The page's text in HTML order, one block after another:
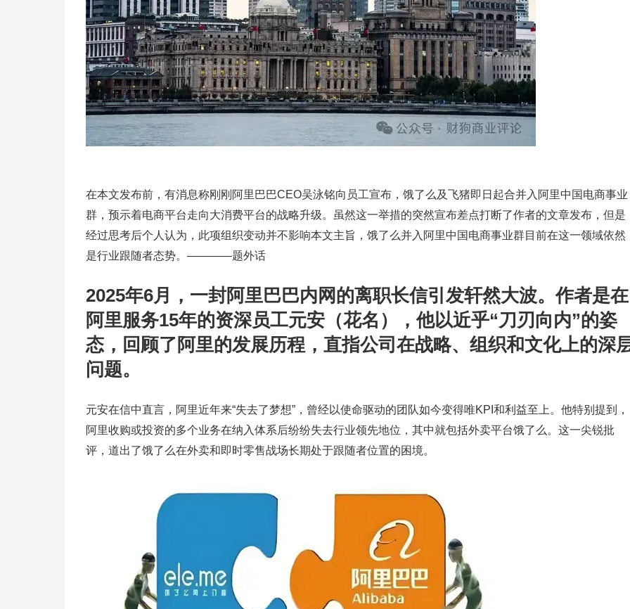
在本文发布前，有消息称刚刚阿里巴巴CEO吴泳铭向员工宣布，饿了么及飞猪即日起合并入阿里中国电商事业
群，预示着电商平台走向大消费平台的战略升级。虽然这一举措的突然宣布差点打断了作者的文章发布，但是
经过思考后个人认为，此项组织变动并不影响本文主旨，饿了么并入阿里中国电商事业群目前在这一领域依然
是行业跟随者态势。————题外话
2025年6月，一封阿里巴巴内网的离职长信引发轩然大波。作者是在
阿里服务15年的资深员工元安（花名），他以近乎“刀刃向内”的姿
态，回顾了阿里的发展历程，直指公司在战略、组织和文化上的深
问题。
元安在信中直言，阿里近年来“失去了梦想”，曾经以使命驱动的团队如今变得唯KPI和利益至上。他特别提到，
阿里收购或投资的多个业务在纳入体系后纷纷失去行业领先地位，其中就包括外卖平台饿了么。这一尖锐批
评，道出了饿了么在外卖和即时零售战场长期处于跟随者位置的困境。